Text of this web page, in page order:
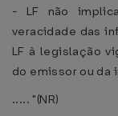
- LF não
veracidade das
LF à legislação
do emissor ou da
..... "(NR)